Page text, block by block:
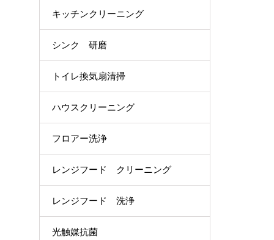
キッチンクリーニング
シンク 研磨
トイレ換気扇清掃
ハウスクリーニング
フロアー洗浄
レンジフード クリーニング
レンジフード 洗浄
光触媒抗菌